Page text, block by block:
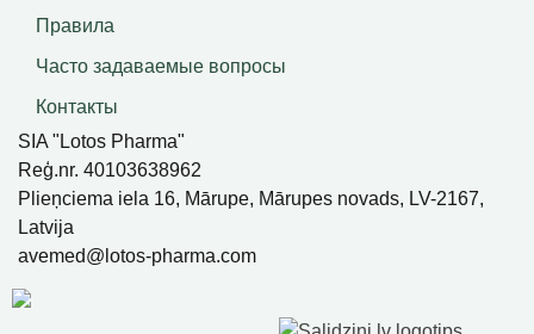
Правила
Часто задаваемые вопросы
Контакты
SIA "Lotos Pharma"
Reģ.nr. 40103638962
Plieņciema iela 16, Mārupe, Mārupes novads, LV-2167,
Latvija
avemed@lotos-pharma.com